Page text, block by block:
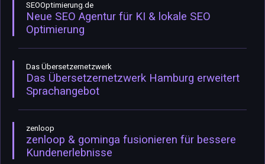
SEOOptimierung.de
Neue SEO Agentur für KI & lokale SEO
Optimierung
Das Übersetzernetzwerk
Das Übersetzernetzwerk Hamburg erweitert
Sprachangebot
zenloop
zenloop & gominga fusionieren für bessere
Kundenerlebnisse